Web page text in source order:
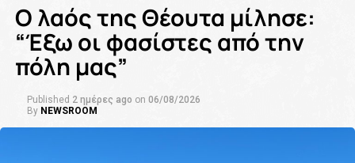
Ο λαός της Θέουτα μίλησε:
“Έξω οι φασίστες από την
πόλη μας”
Published 2 ημέρες ago on 06/08/2026
By NEWSROOM